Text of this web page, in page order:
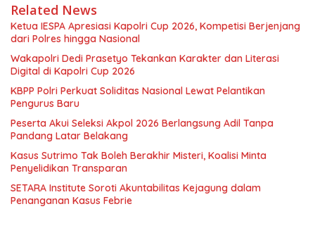
Related News
Ketua IESPA Apresiasi Kapolri Cup 2026, Kompetisi Berjenjang
dari Polres hingga Nasional
Wakapolri Dedi Prasetyo Tekankan Karakter dan Literasi
Digital di Kapolri Cup 2026
KBPP Polri Perkuat Soliditas Nasional Lewat Pelantikan
Pengurus Baru
Peserta Akui Seleksi Akpol 2026 Berlangsung Adil Tanpa
Pandang Latar Belakang
Kasus Sutrimo Tak Boleh Berakhir Misteri, Koalisi Minta
Penyelidikan Transparan
SETARA Institute Soroti Akuntabilitas Kejagung dalam
Penanganan Kasus Febrie